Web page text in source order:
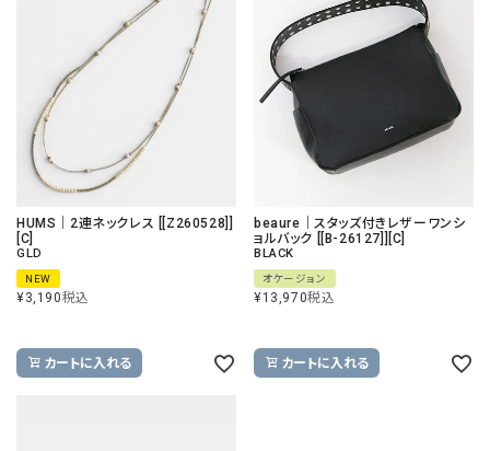
HUMS｜2連ネックレス [[Z260528]]
[C]
GLD
NEW
¥3,190税込
カートに入れる
beaure｜スタッズ付きレザーワンシ
ョルバック [[B-26127]][C]
BLACK
オケージョン
¥13,970税込
カートに入れる